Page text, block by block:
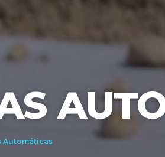
Automáticas